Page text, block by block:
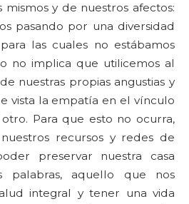
mismos y de nuestros afectos:
pasando por una diversidad
las cuales no estábamos
no implica que utilicemos al
nuestras propias angustias y
vista la empatía en el vínculo
Para que esto no ocurra,
recursos y redes de
preservar nuestra casa
palabras, aquello que nos
integral y tener una vida